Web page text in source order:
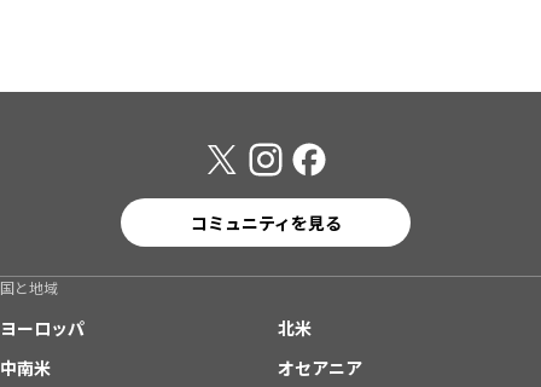
コミュニティを見る
国と地域
ヨーロッパ
北米
中南米
オセアニア